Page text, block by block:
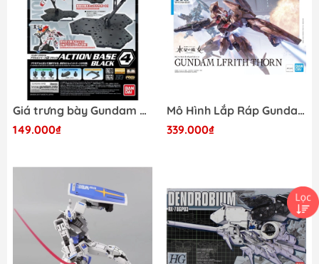
Giá trưng bày Gundam Action Base 4 Display HG RG MG Black Bandai 4573102588159
149.000₫
Mô Hình Lắp Ráp Gundam HG TWFM Lfrith Thorn (The Witch from Mercury) Bandai 4573102650979
339.000₫